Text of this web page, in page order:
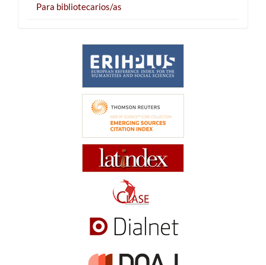
Para bibliotecarios/as